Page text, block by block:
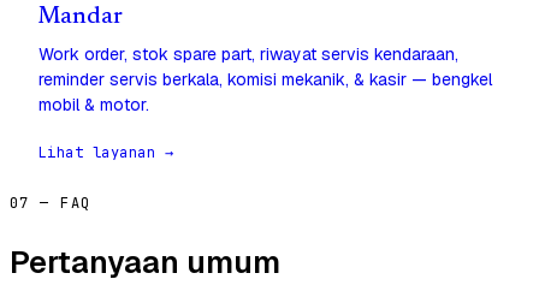
Mandar
Work order, stok spare part, riwayat servis kendaraan,
reminder servis berkala, komisi mekanik, & kasir — bengkel
mobil & motor.
Lihat layanan →
07 — FAQ
Pertanyaan umum